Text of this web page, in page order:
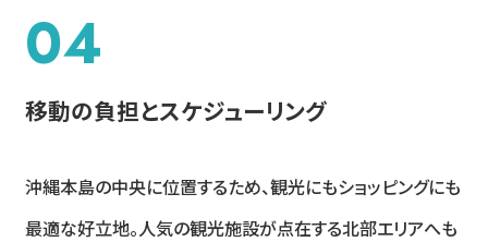
04
移動の負担とスケジューリング
沖縄本島の中央に位置するため、観光にもショッピングにも
最適な好立地。人気の観光施設が点在する北部エリアへも